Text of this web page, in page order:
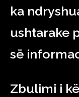
ka
ushtarake
së
Zbulimi i